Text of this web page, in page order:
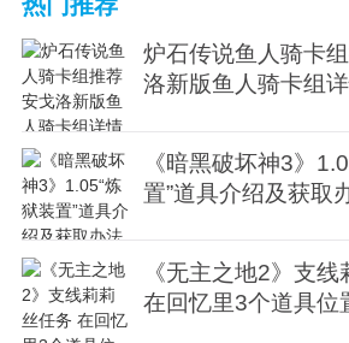
炉石传说鱼人骑卡
洛新版鱼人骑卡组
《暗黑破坏神3》
置”道具介绍及获取
《无主之地2》支
在回忆里3个道具位